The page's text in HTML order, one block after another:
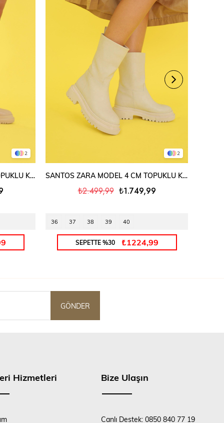
2
SANTOS ZARA MODEL 4 CM TOPUKLU KISA BOT ÇİZME NUT
2
SEPETE EKLE
SANTOS ZARA MODEL 4 CM TOPUKLU KISA BOT ÇİZME TEN
₺1.749,99
₺2.499,99
36 37 38 39 40
SEPETTE %30 ₺1224,99
GÖNDER
Hizmetleri Bize Ulaşın
Canlı Destek: 0850 840 77 19